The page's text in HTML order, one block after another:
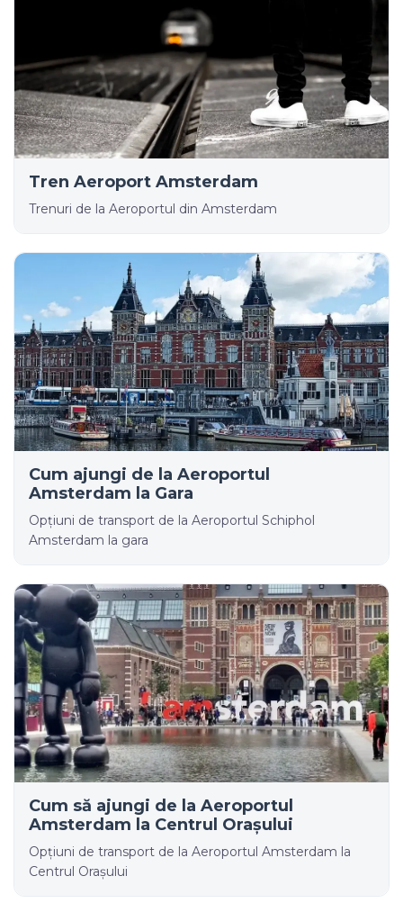
Tren Aeroport Amsterdam
Trenuri de la Aeroportul din Amsterdam
Cum ajungi de la Aeroportul
Amsterdam la Gara
Opțiuni de transport de la Aeroportul Schiphol
Amsterdam la gara
Cum să ajungi de la Aeroportul
Amsterdam la Centrul Orașului
Opțiuni de transport de la Aeroportul Amsterdam la
Centrul Orașului